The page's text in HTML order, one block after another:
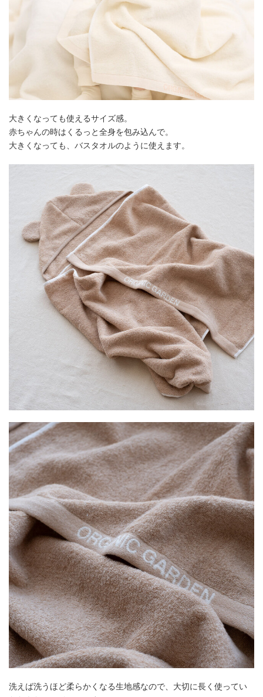
大きくなっても使えるサイズ感。
赤ちゃんの時はくるっと全身を包み込んで。
大きくなっても、バスタオルのように使えます。
洗えば洗うほど柔らかくなる生地感なので、大切に長く使ってい